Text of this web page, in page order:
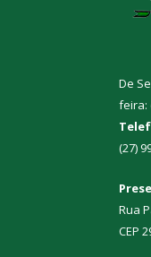
De
feira:
(27)
Rua
CEP